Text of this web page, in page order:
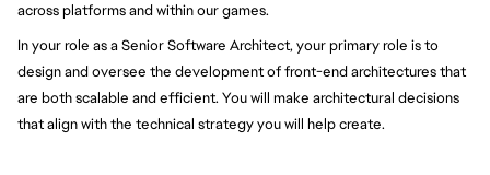
across platforms and within our games.
In your role as a Senior Software Architect, your primary role is to
design and oversee the development of front-end architectures that
are both scalable and efficient. You will make architectural decisions
that align with the technical strategy you will help create.